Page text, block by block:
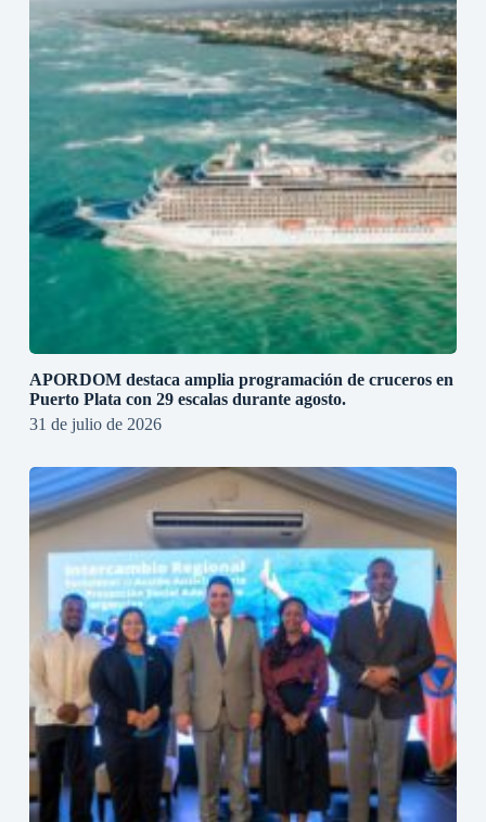
APORDOM destaca amplia programación de cruceros en
Puerto Plata con 29 escalas durante agosto.
31 de julio de 2026